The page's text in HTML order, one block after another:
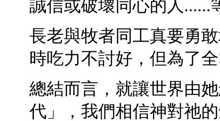
誠信或破壞同心的人......
長老與牧者同工真要勇
時吃力不討好，但為了
總結而言，就讓世界由
代」，我們相信神對祂